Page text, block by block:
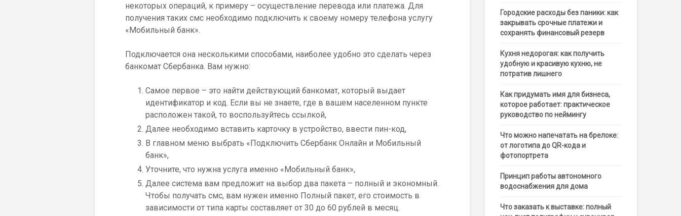
некоторых операций, к примеру – осуществление перевода или платежа. Для
получения таких смс необходимо подключить к своему номеру телефона услугу
«Мобильный банк».
Подключается она несколькими способами, наиболее удобно это сделать через
банкомат Сбербанка. Вам нужно:
Самое первое – это найти действующий банкомат, который выдает
идентификатор и код. Если вы не знаете, где в вашем населенном пункте
расположен такой, то воспользуйтесь ссылкой,
Далее необходимо вставить карточку в устройство, ввести пин-код,
В главном меню выбрать «Подключить Сбербанк Онлайн и Мобильный
банк»,
Уточните, что нужна услуга именно «Мобильный банк»,
Далее система вам предложит на выбор два пакета – полный и экономный.
Чтобы получать смс, вам нужен именно Полный пакет, его стоимость в
зависимости от типа карты составляет от 30 до 60 рублей в месяц.
Городские расходы без паники: как
закрывать срочные платежи и
сохранять финансовый резерв
Кухня недорогая: как получить
удобную и красивую кухню, не
потратив лишнего
Как придумать имя для бизнеса,
которое работает: практическое
руководство по неймингу
Что можно напечатать на брелоке:
от логотипа до QR-кода и
фотопортрета
Принцип работы автономного
водоснабжения для дома
Что заказать к выставке: полный